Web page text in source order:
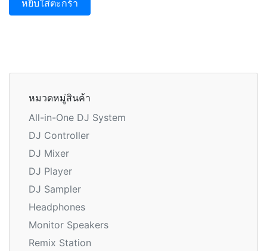
หยิบใส่ตะกร้า
หมวดหมู่สินค้า
All-in-One DJ System
DJ Controller
DJ Mixer
DJ Player
DJ Sampler
Headphones
Monitor Speakers
Remix Station